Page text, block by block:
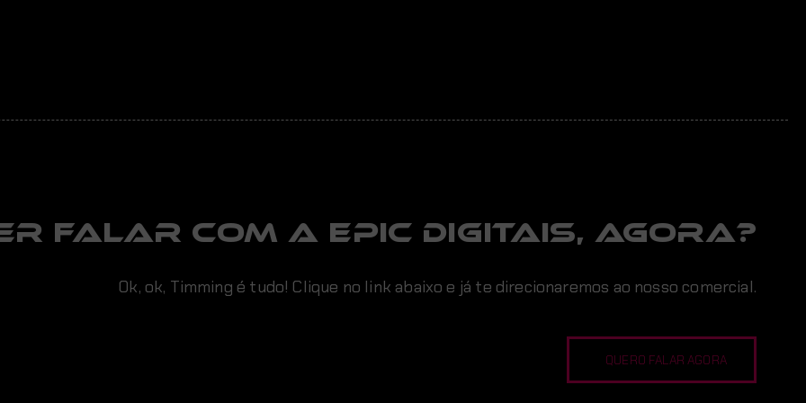
falar com a EPIC digitais, AGORA?
Ok, ok, Timming é tudo! Clique no link abaixo e já te direcionaremos ao nosso comercial.
QUERO FALAR AGORA